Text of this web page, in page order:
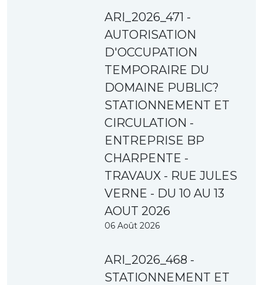
ARI_2026_471 -
AUTORISATION
D'OCCUPATION
TEMPORAIRE DU
DOMAINE PUBLIC?
STATIONNEMENT ET
CIRCULATION -
ENTREPRISE BP
CHARPENTE -
TRAVAUX - RUE JULES
VERNE - DU 10 AU 13
AOUT 2026
06 Août 2026
ARI_2026_468 -
STATIONNEMENT ET